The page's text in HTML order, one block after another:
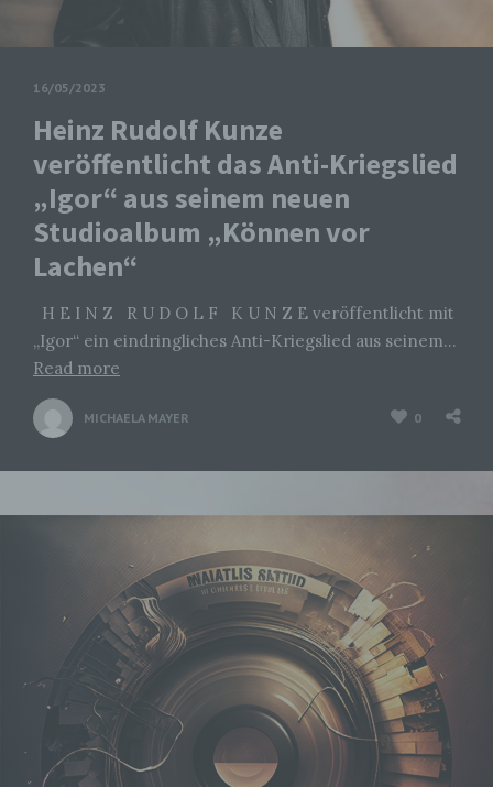
16/05/2023
Heinz Rudolf Kunze
veröffentlicht das Anti-Kriegslied
„Igor“ aus seinem neuen
Studioalbum „Können vor
Lachen“
H E I N Z R U D O L F K U N Z E veröffentlicht mit
„Igor“ ein eindringliches Anti-Kriegslied aus seinem…
Read more
MICHAELA MAYER 0